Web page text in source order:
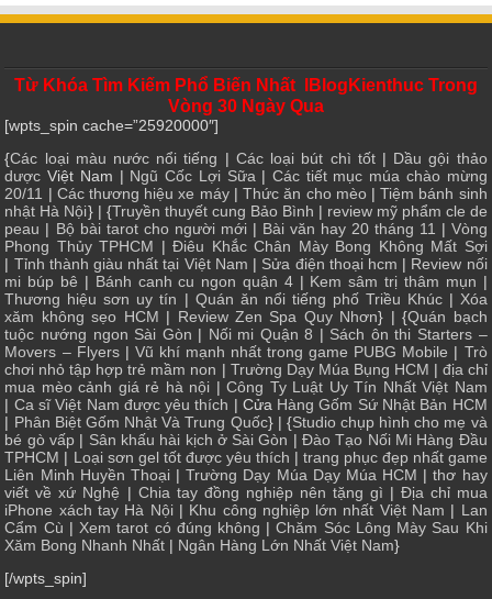
Từ Khóa Tìm Kiếm Phổ Biến Nhất IBlogKienthuc Trong
Vòng 30 Ngày Qua
[wpts_spin cache=”25920000″]
{Các loại màu nước nổi tiếng | Các loại bút chì tốt| Dầu gội thảo
dược Việt Nam | Ngũ Cốc Lợi Sữa | Các tiết mục múa chào mừng
20/11 | Các thương hiệu xe máy|Thức ăn cho mèo|Tiệm bánh sinh
nhật Hà Nội} | {Truyền thuyết cung Bảo Bình | review mỹ phẩm cle de
peau | Bộ bài tarot cho người mới| Bài văn hay 20 tháng 11 | Vòng
Phong Thủy TPHCM |Điêu Khắc Chân Mày Bong Không Mất Sợi
| Tỉnh thành giàu nhất tại Việt Nam | Sửa điện thoại hcm | Review nối
mi búp bê | Bánh canh cu ngon quận 4| Kem sâm trị thâm mụn |
Thương hiệu sơn uy tín | Quán ăn nổi tiếng phố Triều Khúc| Xóa
xăm không sẹo HCM | Review Zen Spa Quy Nhơn} | {Quán bạch
tuộc nướng ngon Sài Gòn | Nối mi Quận 8 | Sách ôn thi Starters –
Movers – Flyers| Vũ khí mạnh nhất trong game PUBG Mobile | Trò
chơi nhỏ tập hợp trẻ mầm non | Trường Dạy Múa Bụng HCM | địa chỉ
mua mèo cảnh giá rẻ hà nội |Công Ty Luật Uy Tín Nhất Việt Nam
| Ca sĩ Việt Nam được yêu thích | Cửa Hàng Gốm Sứ Nhật Bản HCM
| Phân Biệt Gốm Nhật Và Trung Quốc} | {Studio chụp hình cho mẹ và
bé gò vấp | Sân khấu hài kịch ở Sài Gòn |Đào Tạo Nối Mi Hàng Đầu
TPHCM | Loại sơn gel tốt được yêu thích | trang phục đẹp nhất game
Liên Minh Huyền Thoại|Trường Dạy Múa Dạy Múa HCM |thơ hay
viết về xứ Nghệ | Chia tay đồng nghiệp nên tặng gì | Địa chỉ mua
iPhone xách tay Hà Nội| Khu công nghiệp lớn nhất Việt Nam | Lan
Cẩm Cù | Xem tarot có đúng không |Chăm Sóc Lông Mày Sau Khi
Xăm Bong Nhanh Nhất | Ngân Hàng Lớn Nhất Việt Nam}
[/wpts_spin]